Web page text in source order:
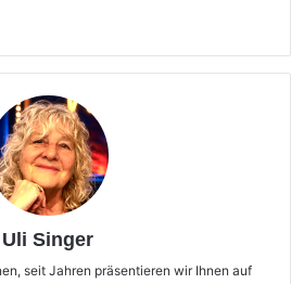
Uli Singer
seit Jahren präsentieren wir Ihnen auf